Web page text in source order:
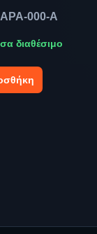
000-A
διαθέσιμο